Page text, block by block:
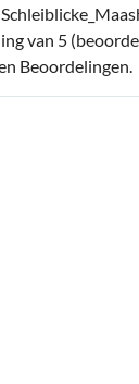
van 5
Beoordelingen.